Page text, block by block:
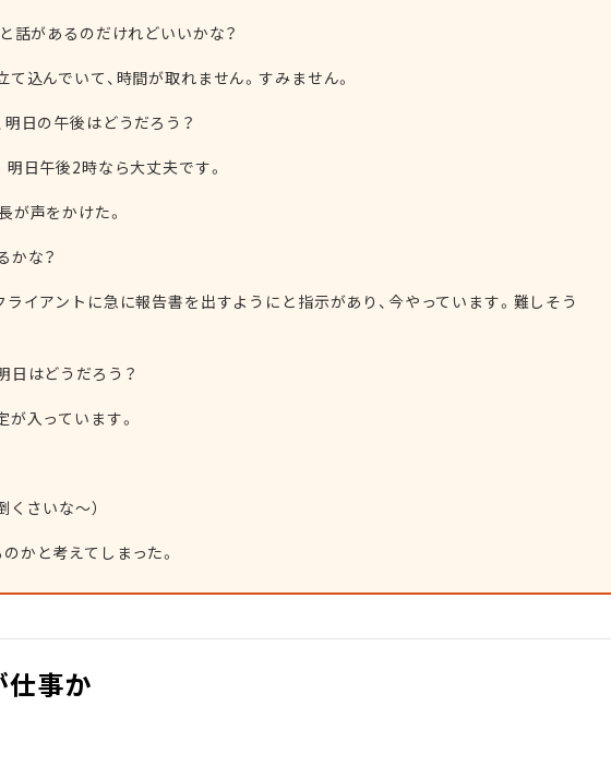
話があるのだけれどいいかな？
込んでいて、時間が取れません。すみません。
明日の午後はどうだろう？
日午後2時なら大丈夫です。
声をかけた。
かな？
ライアントに急に報告書を出すようにと指示があり、今やっています。難しそう
日はどうだろう？
入っています。
くさいな～）
かと考えてしまった。
仕事か